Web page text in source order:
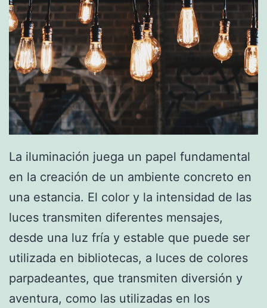
La iluminación juega un papel fundamental
en la creación de un ambiente concreto en
una estancia. El color y la intensidad de las
luces transmiten diferentes mensajes,
desde una luz fría y estable que puede ser
utilizada en bibliotecas, a luces de colores
parpadeantes, que transmiten diversión y
aventura, como las utilizadas en los